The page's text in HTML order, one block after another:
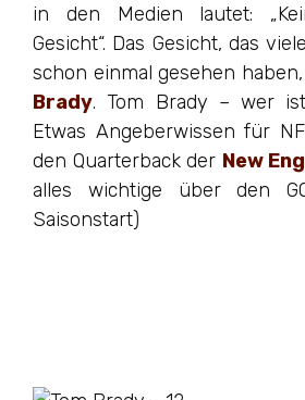
in den Medien lautet:
Gesicht“. Das Gesicht, das
schon einmal gesehen
Brady. Tom Brady – wer
Etwas Angeberwissen für
den Quarterback der New
alles wichtige über den
Saisonstart)